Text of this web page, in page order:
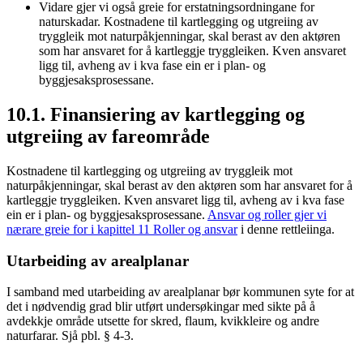
Vidare gjer vi også greie for erstatningsordningane for
naturskadar. Kostnadene til kartlegging og utgreiing av
tryggleik mot naturpåkjenningar, skal berast av den aktøren
som har ansvaret for å kartleggje tryggleiken. Kven ansvaret
ligg til, avheng av i kva fase ein er i plan- og
byggjesaksprosessane.
10.1. Finansiering av kartlegging og
utgreiing av fareområde
Kostnadene til kartlegging og utgreiing av tryggleik mot
naturpåkjenningar, skal berast av den aktøren som har ansvaret for å
kartleggje tryggleiken. Kven ansvaret ligg til, avheng av i kva fase
ein er i plan- og byggjesaksprosessane. Ansvar og roller gjer vi
nærare greie for i kapittel 11 Roller og ansvari denne rettleiinga.
Utarbeiding av arealplanar
I samband med utarbeiding av arealplanar bør kommunen syte for at
det i nødvendig grad blir utført undersøkingar med sikte på å
avdekkje område utsette for skred, flaum, kvikkleire og andre
naturfarar. Sjå pbl. § 4-3.